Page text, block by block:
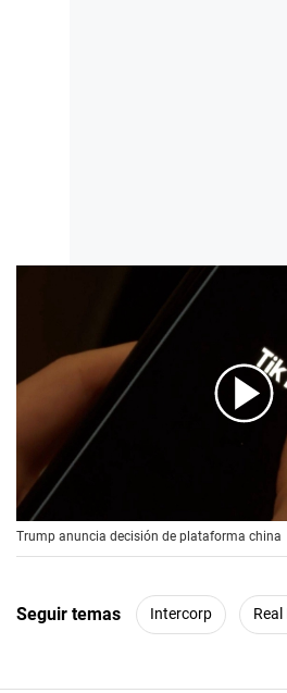
Trump anuncia decisión de plataforma china
Seguir temas Intercorp Real